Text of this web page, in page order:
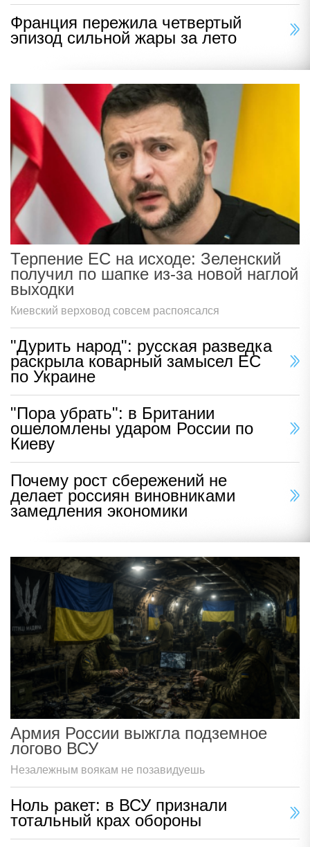
Франция пережила четвертый
эпизод сильной жары за лето
Терпение ЕС на исходе: Зеленский
получил по шапке из-за новой наглой
выходки
Киевский верховод совсем распоясался
"Дурить народ": русская разведка
раскрыла коварный замысел ЕС
по Украине
"Пора убрать": в Британии
ошеломлены ударом России по
Киеву
Почему рост сбережений не
делает россиян виновниками
замедления экономики
Армия России выжгла подземное
логово ВСУ
Незалежным воякам не позавидуешь
Ноль ракет: в ВСУ признали
тотальный крах обороны